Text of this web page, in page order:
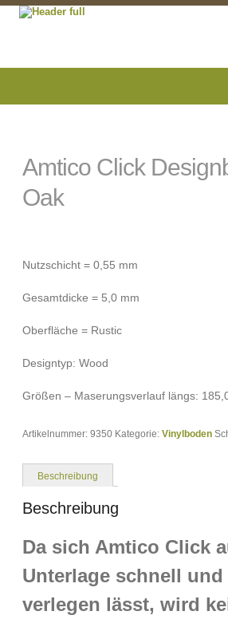
Amtico Click
Oak
Nutzschicht = 0,55 mm
Gesamtdicke = 5,0 mm
Oberfläche = Rustic
Designtyp: Wood
Größen – Maserungsverlauf längs:
Artikelnummer: 9350 Kategorie: Vinylboden
Beschreibung
Beschreibung
Da sich Amtico Click
Unterlage schnell
verlegen lässt, wird